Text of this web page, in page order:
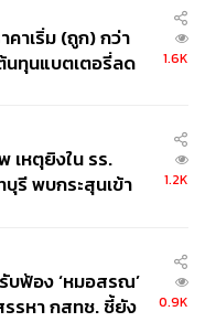
รมของไทยยังได้รับ
ที่ฟื้นตัวได้จำกัด ส่งผล
ตราการใช้กำลังการ
หกรรมและระดับการ
านี้) อาจส่งผลให้ผู้
คาเริ่ม (ถูก) กว่า
นทุนแบตเตอรี่ลด
1.6K
เหตุยิงใน รร.
รี พบกระสุนเข้า
1.2K
บฟ้อง ‘หมอสรณ’
รหา กสทช. ชี้ยัง
0.9K